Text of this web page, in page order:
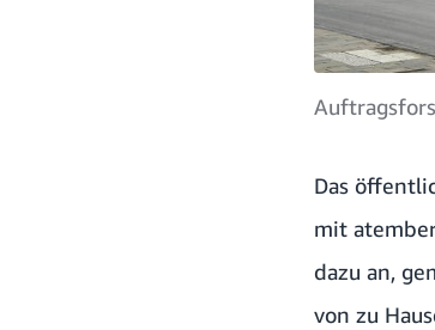
Das
mit
dazu an,
von zu